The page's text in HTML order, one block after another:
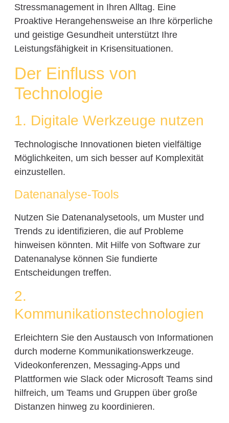
Stressmanagement in Ihren Alltag. Eine
Proaktive Herangehensweise an Ihre körperliche
und geistige Gesundheit unterstützt Ihre
Leistungsfähigkeit in Krisensituationen.
Der Einfluss von
Technologie
1. Digitale Werkzeuge nutzen
Technologische Innovationen bieten vielfältige
Möglichkeiten, um sich besser auf Komplexität
einzustellen.
Datenanalyse-Tools
Nutzen Sie Datenanalysetools, um Muster und
Trends zu identifizieren, die auf Probleme
hinweisen könnten. Mit Hilfe von Software zur
Datenanalyse können Sie fundierte
Entscheidungen treffen.
2.
Kommunikationstechnologien
Erleichtern Sie den Austausch von Informationen
durch moderne Kommunikationswerkzeuge.
Videokonferenzen, Messaging-Apps und
Plattformen wie Slack oder Microsoft Teams sind
hilfreich, um Teams und Gruppen über große
Distanzen hinweg zu koordinieren.